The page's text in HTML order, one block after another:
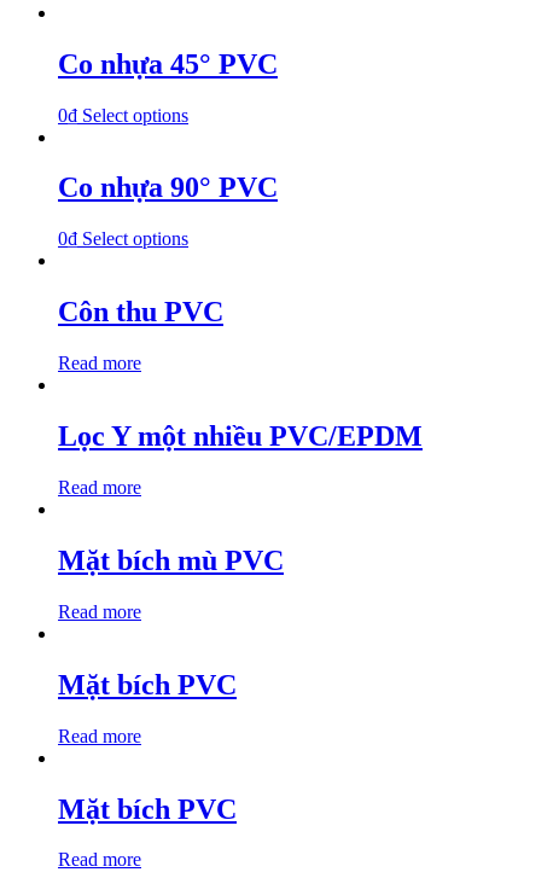
Co nhựa 45° PVC
0₫ Select options
Co nhựa 90° PVC
0₫ Select options
Côn thu PVC
Read more
Lọc Y một nhiều PVC/EPDM
Read more
Mặt bích mù PVC
Read more
Mặt bích PVC
Read more
Mặt bích PVC
Read more